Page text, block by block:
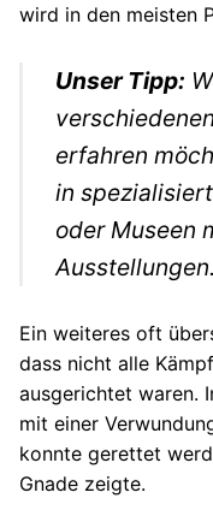
wird in den meisten
Unser Tipp:
erfahren
in
oder Museen
Ausstellungen.
Ein weiteres oft
dass nicht alle
ausgerichtet waren.
mit einer
konnte gerettet
Gnade zeigte.